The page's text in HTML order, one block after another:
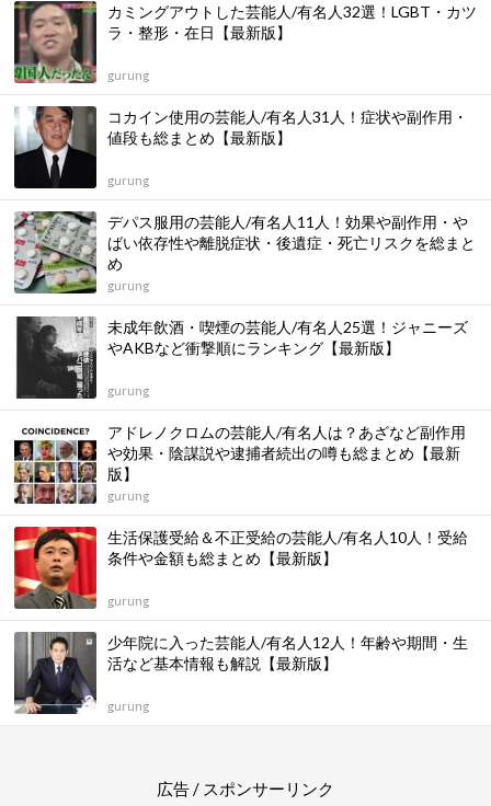
カミングアウトした芸能人/有名人32選！LGBT・カツ
ラ・整形・在日【最新版】
gurung
コカイン使用の芸能人/有名人31人！症状や副作用・
値段も総まとめ【最新版】
gurung
デパス服用の芸能人/有名人11人！効果や副作用・や
ばい依存性や離脱症状・後遺症・死亡リスクを総まと
め
gurung
未成年飲酒・喫煙の芸能人/有名人25選！ジャニーズ
やAKBなど衝撃順にランキング【最新版】
gurung
アドレノクロムの芸能人/有名人は？あざなど副作用
や効果・陰謀説や逮捕者続出の噂も総まとめ【最新
版】
gurung
生活保護受給＆不正受給の芸能人/有名人10人！受給
条件や金額も総まとめ【最新版】
gurung
少年院に入った芸能人/有名人12人！年齢や期間・生
活など基本情報も解説【最新版】
gurung
広告 / スポンサーリンク